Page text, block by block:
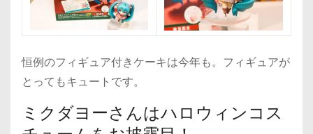
恒例のフィギュア付きケーキは今年も。フィギュアが
とってもキュートです。
ミクダヨーさんはハロウィンコス